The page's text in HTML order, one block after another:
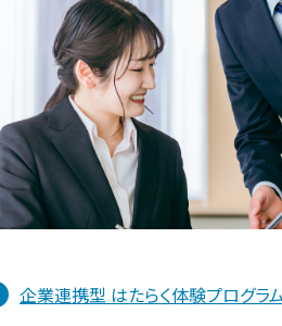
企業連携型 はたらく体験プログラ